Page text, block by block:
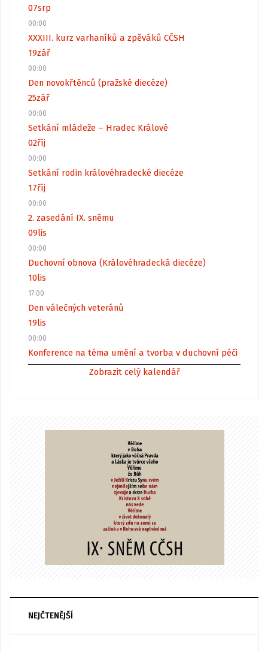
07srp
00:00
XXXIII. kurz varhaníků a zpěváků CČSH
19zář
00:00
Den novokřtěnců (pražské diecéze)
25zář
00:00
Setkání mládeže – Hradec Králové
02říj
00:00
Setkání rodin královéhradecké diecéze
17říj
00:00
2. zasedání IX. sněmu
09lis
00:00
Duchovní obnova (Královéhradecká diecéze)
10lis
17:00
Den válečných veteránů
19lis
00:00
Konference na téma umění a tvorba v duchovní péči
Zobrazit celý kalendář
NEJČTENĚJŠÍ